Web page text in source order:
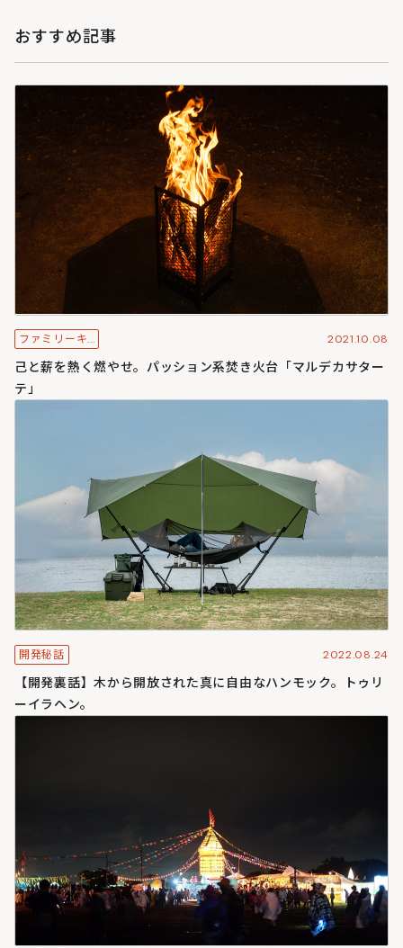
おすすめ記事
ファミリーキ... 2021.10.08
己と薪を熱く燃やせ。パッション系焚き火台「マルデカサター
テ」
開発秘話 2022.08.24
【開発裏話】木から開放された真に自由なハンモック。トゥリ
ーイラヘン。